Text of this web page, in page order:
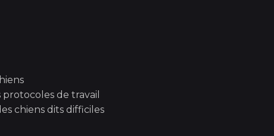
de travail
chiens dits difficiles